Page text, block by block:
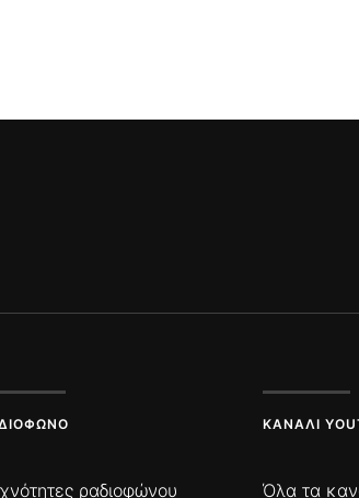
ραδιοφώνου
ΚΑΝΆΛΙ
Όλα τα